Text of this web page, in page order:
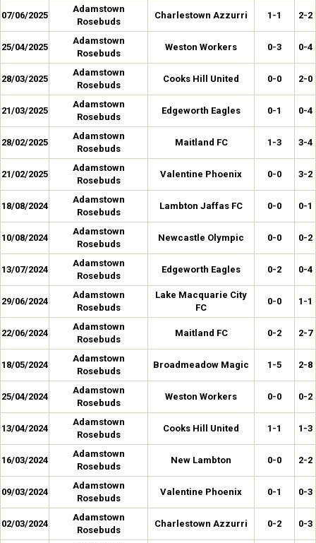
07/06/2025
Adamstown
Rosebuds
Charlestown Azzurri 1-1 2-2
25/04/2025
Adamstown
Rosebuds
Weston Workers 0-3 0-4
28/03/2025
Adamstown
Rosebuds
Cooks Hill United 0-0 2-0
21/03/2025
Adamstown
Rosebuds
Edgeworth Eagles 0-1 0-4
28/02/2025
Adamstown
Rosebuds
Maitland FC 1-3 3-4
21/02/2025
Adamstown
Rosebuds
Valentine Phoenix 0-0 3-2
18/08/2024
Adamstown
Rosebuds
Lambton Jaffas FC 0-0 0-1
10/08/2024
Adamstown
Rosebuds
Newcastle Olympic 0-0 0-2
13/07/2024
Adamstown
Rosebuds
Edgeworth Eagles 0-2 0-4
29/06/2024
Adamstown
Rosebuds
Lake Macquarie City
FC
0-0 1-1
22/06/2024
Adamstown
Rosebuds
Maitland FC 0-2 2-7
18/05/2024
Adamstown
Rosebuds
Broadmeadow Magic 1-5 2-8
25/04/2024
Adamstown
Rosebuds
Weston Workers 0-0 0-2
13/04/2024
Adamstown
Rosebuds
Cooks Hill United 1-1 1-3
16/03/2024
Adamstown
Rosebuds
New Lambton 0-0 2-2
09/03/2024
Adamstown
Rosebuds
Valentine Phoenix 0-1 0-3
02/03/2024
Adamstown
Rosebuds
Charlestown Azzurri 0-2 0-3